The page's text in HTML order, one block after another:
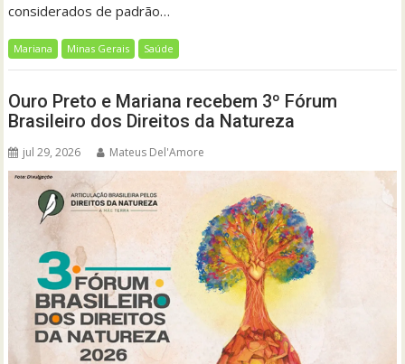
considerados de padrão…
Mariana Minas Gerais Saúde
Ouro Preto e Mariana recebem 3º Fórum
Brasileiro dos Direitos da Natureza
jul 29, 2026 Mateus Del'Amore